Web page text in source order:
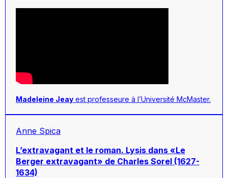
Madeleine Jeay est professeure à l’Université McMaster.
Anne Spica
L’extravagant et le roman. Lysis dans «Le
Berger extravagant» de Charles Sorel (1627-
1634)